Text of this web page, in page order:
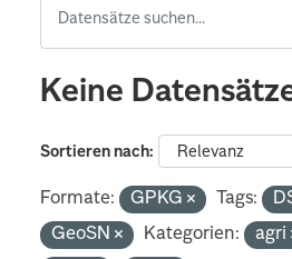
Keine
Sortieren nach
Formate: GPKG Tags:
GeoSN
Kategorien: agri